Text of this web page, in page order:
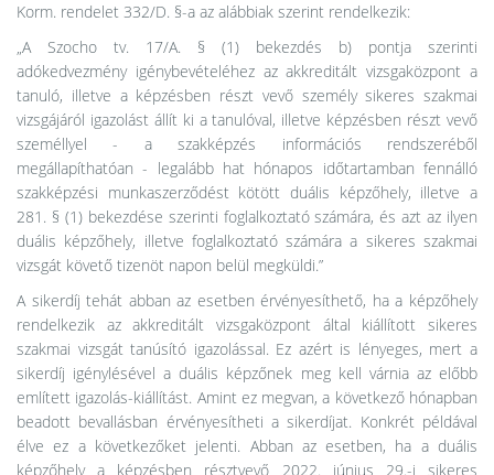
Korm. rendelet 332/D. §-a az alábbiak szerint rendelkezik:
„A Szocho tv. 17/A. § (1) bekezdés b) pontja szerinti
adókedvezmény igénybevételéhez az akkreditált vizsgaközpont a
tanuló, illetve a képzésben részt vevő személy sikeres szakmai
vizsgájáról igazolást állít ki a tanulóval, illetve képzésben részt vevő
személlyel - a szakképzés információs rendszeréből
megállapíthatóan - legalább hat hónapos időtartamban fennálló
szakképzési munkaszerződést kötött duális képzőhely, illetve a
281. § (1) bekezdése szerinti foglalkoztató számára, és azt az ilyen
duális képzőhely, illetve foglalkoztató számára a sikeres szakmai
vizsgát követő tizenöt napon belül megküldi.”
A sikerdíj tehát abban az esetben érvényesíthető, ha a képzőhely
rendelkezik az akkreditált vizsgaközpont által kiállított sikeres
szakmai vizsgát tanúsító igazolással. Ez azért is lényeges, mert a
sikerdíj igénylésével a duális képzőnek meg kell várnia az előbb
említett igazolás-kiállítást. Amint ez megvan, a következő hónapban
beadott bevallásban érvényesítheti a sikerdíjat. Konkrét példával
élve ez a következőket jelenti. Abban az esetben, ha a duális
képzőhely a képzésben résztvevő 2022. június 29.-i sikeres